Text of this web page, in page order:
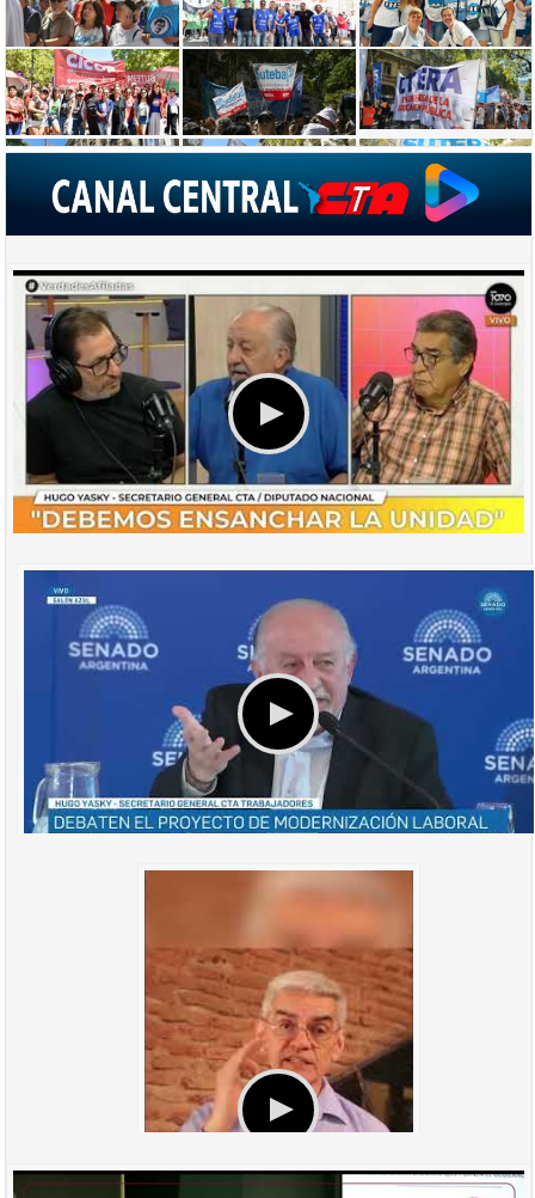
HUGO YASKY – SI MILEI RECORRIERA LOS LUGARES DE TRABAJO LE
DIRÍAN QUE EL SALARIO NO LES ALCANZA